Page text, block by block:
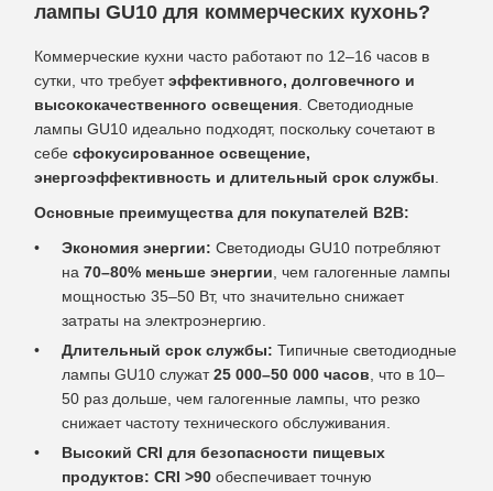
лампы GU10 для коммерческих кухонь?
Коммерческие кухни часто работают по 12–16 часов в
сутки, что требуетэффективного, долговечного и
высококачественного освещения . Светодиодные
лампы GU10 идеально подходят, поскольку сочетают в
себе сфокусированное освещение,
энергоэффективность и длительный срок службы
Основные преимущества для покупателей B2B:
Экономия энергии: Светодиоды GU10 потребляют
на70–80% меньше энергии , чем галогенные лампы
мощностью 35–50 Вт, что значительно снижает
затраты на электроэнергию.
Длительный срок службы: Типичные светодиодные
лампы GU10 служат25 000–50 000 часов , что в 10–
50 раз дольше, чем галогенные лампы, что резко
снижает частоту технического обслуживания.
Высокий CRI для безопасности пищевых
продуктов: CRI >90 обеспечивает точную